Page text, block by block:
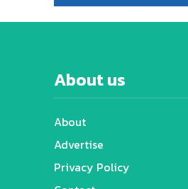
About us
About
Advertise
Privacy Policy